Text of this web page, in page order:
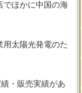
でほかに中国の海
用太陽光発電のた
・販売実績があ